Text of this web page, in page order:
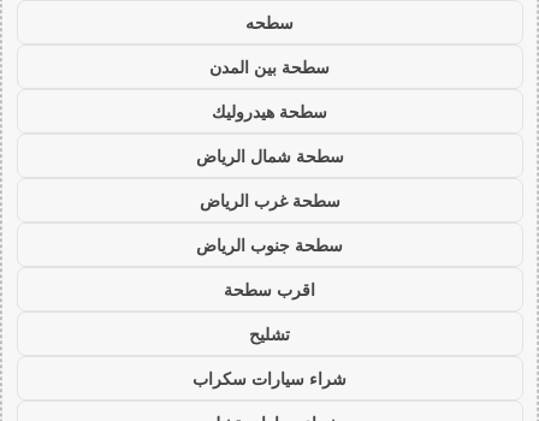
سطحه
سطحة بين المدن
سطحة هيدروليك
سطحة شمال الرياض
سطحة غرب الرياض
سطحة جنوب الرياض
اقرب سطحة
تشليح
شراء سيارات سكراب